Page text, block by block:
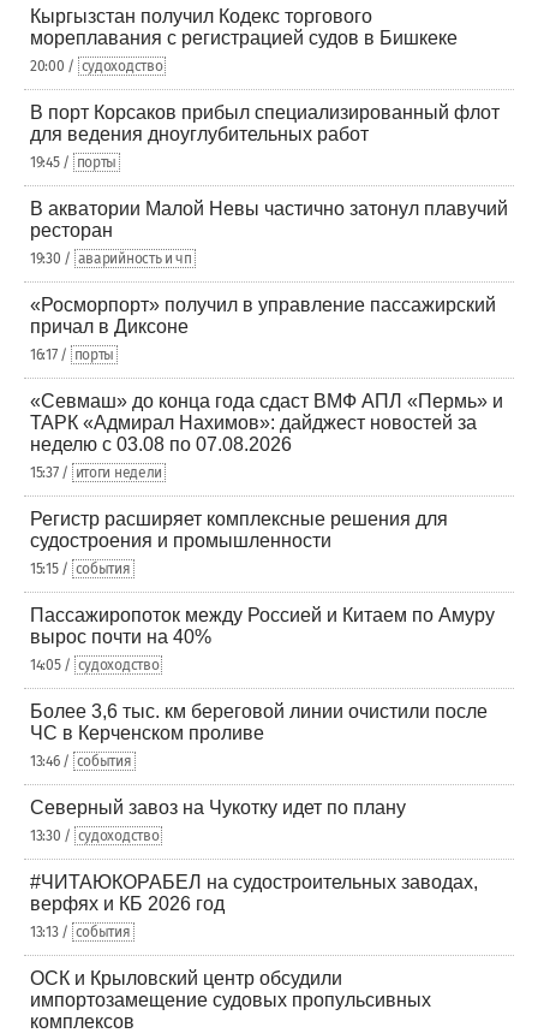
Кыргызстан получил Кодекс торгового
мореплавания с регистрацией судов в Бишкеке
20:00 / судоходство
В порт Корсаков прибыл специализированный флот
для ведения дноуглубительных работ
19:45 / порты
В акватории Малой Невы частично затонул плавучий
ресторан
19:30 / аварийность и чп
«Росморпорт» получил в управление пассажирский
причал в Диксоне
16:17 / порты
«Севмаш» до конца года сдаст ВМФ АПЛ «Пермь» и
ТАРК «Адмирал Нахимов»: дайджест новостей за
неделю с 03.08 по 07.08.2026
15:37 / итоги недели
Регистр расширяет комплексные решения для
судостроения и промышленности
15:15 / события
Пассажиропоток между Россией и Китаем по Амуру
вырос почти на 40%
14:05 / судоходство
Более 3,6 тыс. км береговой линии очистили после
ЧС в Керченском проливе
13:46 / события
Северный завоз на Чукотку идет по плану
13:30 / судоходство
#ЧИТАЮКОРАБЕЛ на судостроительных заводах,
верфях и КБ 2026 год
13:13 / события
ОСК и Крыловский центр обсудили
импортозамещение судовых пропульсивных
комплексов